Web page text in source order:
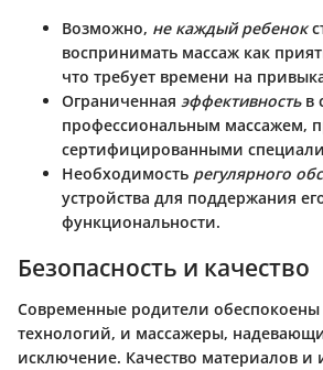
Возможно, не каждый ребенок
воспринимать массаж как
что требует времени на
Ограниченная эффективностьв
профессиональным массажем,
сертифицированными
Необходимость регулярного
устройства для поддержания
функциональности.
Безопасность и качество
Современные родители обеспокоены
технологий, и массажеры,
исключение. Качество материалов и